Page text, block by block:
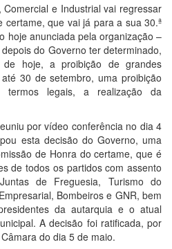
e Industrial vai regressar
que vai já para a sua 30.ª
hoje anunciada pela organização –
do Governo ter determinado,
hoje, a proibição de grandes
30 de setembro, uma proibição
termos legais, a realização da
por vídeo conferência no dia 4
esta decisão do Governo, uma
de Honra do certame, que é
de todos os partidos com assento
de Freguesia, Turismo do
Bombeiros e GNR, bem
da autarquia e o atual
A decisão foi ratificada, por
do dia 5 de maio.